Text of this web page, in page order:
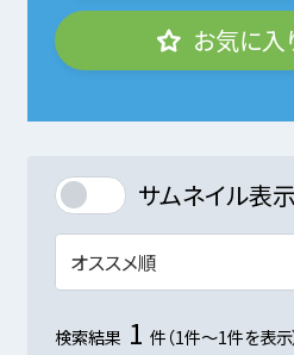
お気に入
サムネイル表示
検索結果 1 件（1件～1件を表示